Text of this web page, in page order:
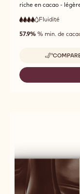
riche en cacao -
4
out
Fluidité
fluidité
57.9% % min. de
-
2815